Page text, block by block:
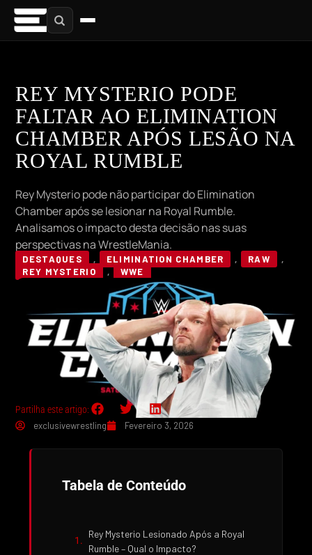
REY MYSTERIO PODE
FALTAR AO ELIMINATION
CHAMBER APÓS LESÃO NA
ROYAL RUMBLE
Rey Mysterio pode não participar do Elimination
Chamber após se lesionar na Royal Rumble.
Analisamos o impacto desta decisão nas suas
perspectivas na WrestleMania.
DESTAQUES , ELIMINATION CHAMBER , RAW
,
REY MYSTERIO
, WWE
Partilha este artigo:
exclusivewrestling
Fevereiro 3, 2026
Tabela de Conteúdo
Rey Mysterio Lesionado Após a Royal
Rumble – Qual o Impacto?